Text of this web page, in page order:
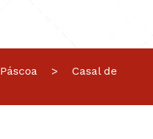
Páscoa >
Casal de